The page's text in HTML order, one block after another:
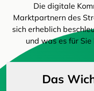
Die digitale
Marktpartnern des
sich erheblich
und was es für
Das